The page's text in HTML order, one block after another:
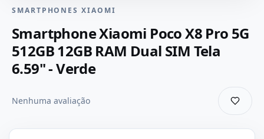
SMARTPHONES XIAOMI
Smartphone Xiaomi Poco X8 Pro 5G
512GB 12GB RAM Dual SIM Tela
6.59" - Verde
Nenhuma avaliação